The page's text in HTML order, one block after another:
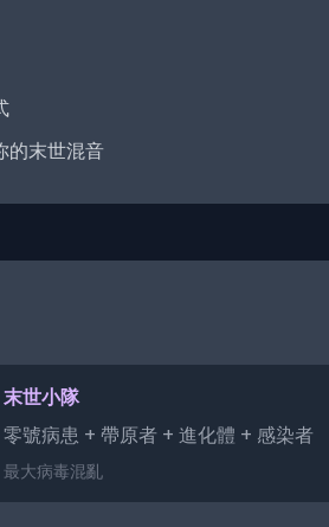
的末世混音
末世小隊
零號病患 + 帶原者 + 進化體 + 感染者
最大病毒混亂